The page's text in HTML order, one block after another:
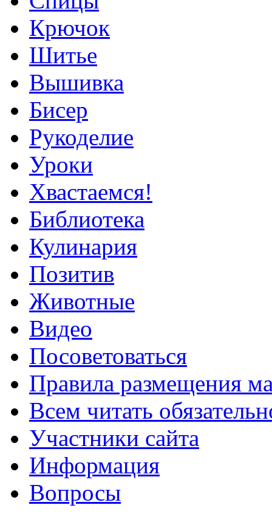
Крючок
Шитье
Вышивка
Бисер
Рукоделие
Уроки
Хвастаемся!
Библиотека
Кулинария
Позитив
Животные
Видео
Посоветоваться
Правила размещения
Всем читать
Участники сайта
Информация
Вопросы